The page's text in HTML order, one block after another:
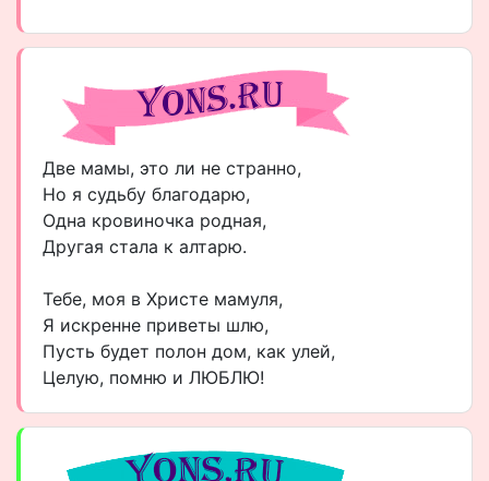
Две мамы, это ли не странно,
Но я судьбу благодарю,
Одна кровиночка родная,
Другая стала к алтарю.
Тебе, моя в Христе мамуля,
Я искренне приветы шлю,
Пусть будет полон дом, как улей,
Целую, помню и ЛЮБЛЮ!